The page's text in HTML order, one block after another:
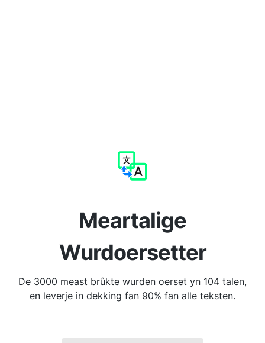
Meartalige
Wurdoersetter
De 3000 meast brûkte wurden oerset yn 104 talen,
en leverje in dekking fan 90% fan alle teksten.